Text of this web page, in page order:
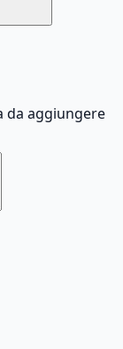
da aggiungere